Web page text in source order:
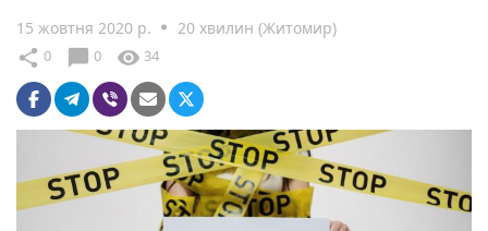
15 жовтня 2020 р. 20 хвилин (Житомир)
share 0 chat_bubble 0 visibility 34